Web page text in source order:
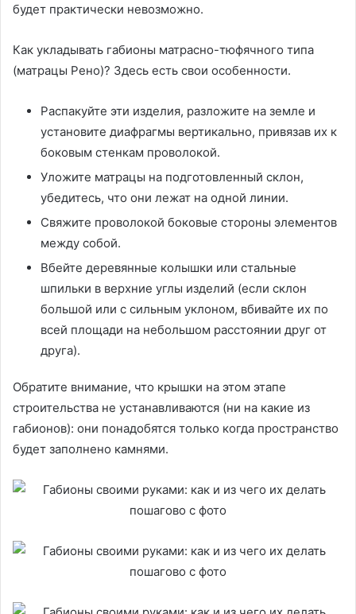
будет практически невозможно.
Как укладывать габионы матрасно-тюфячного типа
(матрацы Рено)? Здесь есть свои особенности.
Распакуйте эти изделия, разложите на земле и
установите диафрагмы вертикально, привязав их к
боковым стенкам проволокой.
Уложите матрацы на подготовленный склон,
убедитесь, что они лежат на одной линии.
Свяжите проволокой боковые стороны элементов
между собой.
Вбейте деревянные колышки или стальные
шпильки в верхние углы изделий (если склон
большой или с сильным уклоном, вбивайте их по
всей площади на небольшом расстоянии друг от
друга).
Обратите внимание, что крышки на этом этапе
строительства не устанавливаются (ни на какие из
габионов): они понадобятся только когда пространство
будет заполнено камнями.